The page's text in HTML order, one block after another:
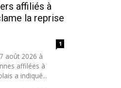
affiliés à
la reprise
1
août 2026 à
affilées à
a indiqué...